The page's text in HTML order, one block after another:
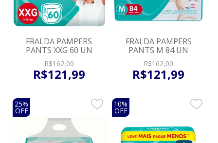
FRALDA PAMPERS
PANTS XXG 60 UN
R$162,00
R$121,99
FRALDA PAMPERS
PANTS M 84 UN
R$162,00
R$121,99
25%
OFF
10%
OFF